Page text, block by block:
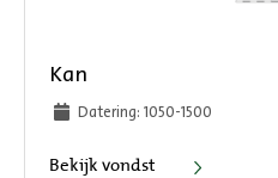
Kan
Datering: 1050-1500
Bekijk vondst